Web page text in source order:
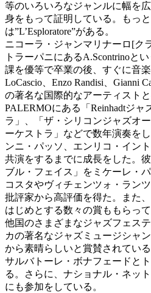
等のいろいろなジャンルに幅を
身をもって証明している。もっ
は”L’Esploratore”がある。
ニコーラ・ジャンマリナーロ[ク
トラーパニにあるA.Scontrinoと
課を優等で卒業の後、すぐに音
LoCascio、Enzo Randisi、Gianni
の著名な国際的なアーティスト
PALERMOにある「Reinhadtジャ
ラ」、「ザ・シリコンジャズオ
ーケストラ」などで数年演奏を
ンニ・パッソ、エンリコ・イン
共演をするまでに成長をした。
ブル・フェイス」をミケーレ・
コスタやヴィチェンツォ・ラン
批評家から高評価を得た。また
はじめとする数々の賞ももらっ
他国のさまざまなジャズフェス
カの著名なジャズミュージシャ
から素晴らしいと賞賛されてい
サルバトーレ・ボナフェードと
る。さらに、ナショナル・ネッ
にも参加をしている。